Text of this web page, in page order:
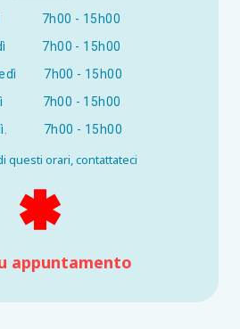
7h00 - 15h00
7h00 - 15h00
7h00 - 15h00
7h00 - 15h00
7h00 - 15h00
questi orari, contattateci
appuntamento